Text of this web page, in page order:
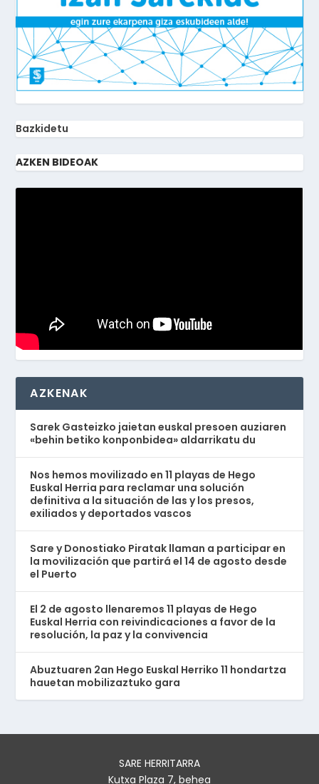
Bazkidetu
AZKEN BIDEOAK
AZKENAK
Sarek Gasteizko jaietan euskal presoen auziaren
«behin betiko konponbidea» aldarrikatu du
Nos hemos movilizado en 11 playas de Hego
Euskal Herria para reclamar una solución
definitiva a la situación de las y los presos,
exiliados y deportados vascos
Sare y Donostiako Piratak llaman a participar en
la movilización que partirá el 14 de agosto desde
el Puerto
El 2 de agosto llenaremos 11 playas de Hego
Euskal Herria con reivindicaciones a favor de la
resolución, la paz y la convivencia
Abuztuaren 2an Hego Euskal Herriko 11 hondartza
hauetan mobilizaztuko gara
SARE HERRITARRA
Kutxa Plaza 7, behea